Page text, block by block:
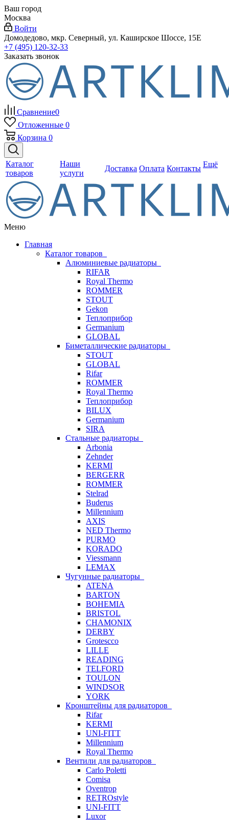
Ваш город
Москва
Войти
Домодедово, мкр. Северный, ул. Каширское Шоссе, 15Е
+7 (495) 120-32-33
Заказать звонок
Сравнение0
Отложенные 0
Корзина 0
Каталог
товаров
Наши
услуги
Доставка Оплата Контакты Ещё
Меню
Главная
Каталог товаров
Алюминиевые радиаторы
RIFAR
Royal Thermo
ROMMER
STOUT
Gekon
Теплоприбор
Germanium
GLOBAL
Биметаллические радиаторы
STOUT
GLOBAL
Rifar
ROMMER
Royal Thermo
Теплоприбор
BILUX
Germanium
SIRA
Стальные радиаторы
Arbonia
Zehnder
KERMI
BERGERR
ROMMER
Stelrad
Buderus
Millennium
AXIS
NED Thermo
PURMO
KORADO
Viessmann
LEMAX
Чугунные радиаторы
ATENA
BARTON
BOHEMIA
BRISTOL
CHAMONIX
DERBY
Grotescco
LILLE
READING
TELFORD
TOULON
WINDSOR
YORK
Кронштейны для радиаторов
Rifar
KERMI
UNI-FITT
Millennium
Royal Thermo
Вентили для радиаторов
Carlo Poletti
Comisa
Oventrop
RETROstyle
UNI-FITT
Luxor